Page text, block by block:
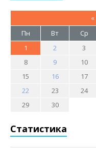
«
Пн
Вт Ср
1
2 3
8
9 10
15
16 17
22
23 24
29
30
Статистика